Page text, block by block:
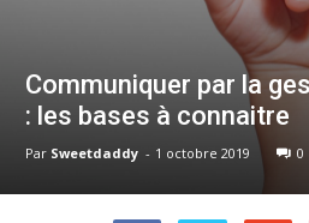
Communiquer par la
: les bases à connaitre
Par Sweetdaddy - 1 octobre 2019 0